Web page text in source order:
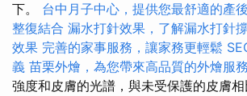
下。 台中月子中心，提供您最舒適的產
整復結合 漏水打針效果，了解漏水打針
效果 完善的家事服務，讓家務更輕鬆
義 苗栗外燴，為您帶來高品質的外燴服務
強度和皮膚的光譜，與未受保護的皮膚